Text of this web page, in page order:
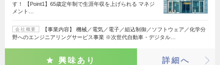
す！ 【Point1】65歳定年制で生涯年収を上げられる マネジ
メント…
会社概要
【事業内容】 機械／電気／電子／組込制御／ソフトウェア／化学分
野へのエンジニアリングサービス事業 ※次世代自動車・デジタル…
興味あり 詳細へ